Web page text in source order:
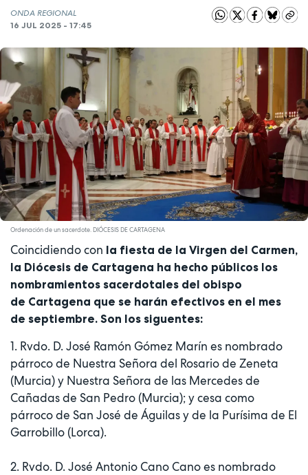
ONDA REGIONAL
16 JUL 2025 - 17:45
Ordenación de un sacerdote. DIÓCESIS DE CARTAGENA
Coincidiendo con la fiesta de la Virgen del Carmen,
la Diócesis de Cartagena ha hecho públicos los
nombramientos sacerdotales del obispo
de Cartagena que se harán efectivos en el mes
de septiembre. Son los siguentes:
1. Rvdo. D. José Ramón Gómez Marín es nombrado
párroco de Nuestra Señora del Rosario de Zeneta
(Murcia) y Nuestra Señora de las Mercedes de
Cañadas de San Pedro (Murcia); y cesa como
párroco de San José de Águilas y de la Purísima de El
Garrobillo (Lorca).
2. Rvdo. D. José Antonio Cano Cano es nombrado